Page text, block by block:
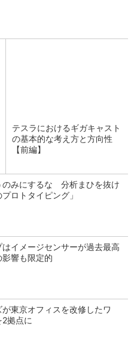
テスラにおけるギガキャスト
の基本的な考え方と方向性
【前編】
のみにするな 分析まひを抜け
ロトタイピング」
はイメージセンサーが過去最高
響も限定的
東京オフィスを改修したワ
拠点に